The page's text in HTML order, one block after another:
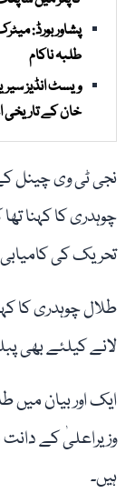
طلبہ ناکام
ویسٹ انڈیز
خان کے تاریخی
نجی ٹی وی چینل
چوہدری کا کہنا
تحریک کی
لانے کیلئے بھی
ایک اور بیان میں
وزیراعلیٰ کے
ہیں۔